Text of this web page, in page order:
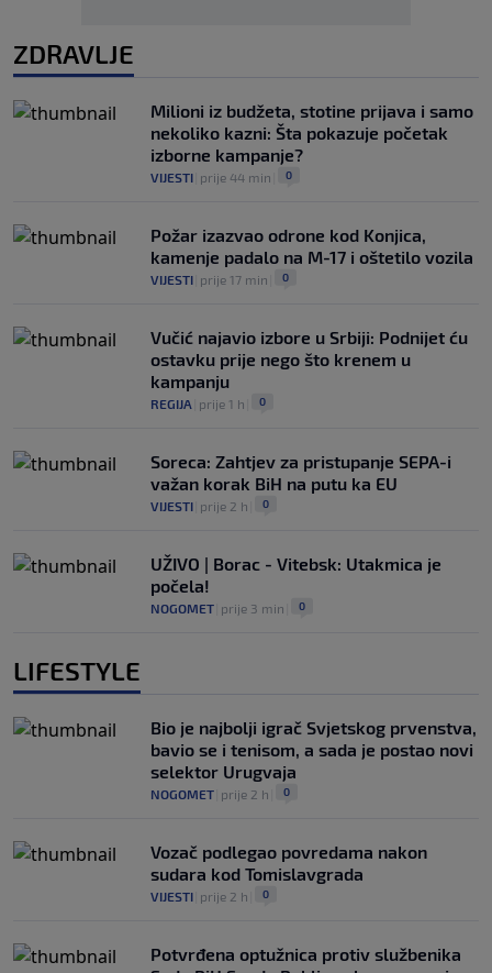
ZDRAVLJE
Milioni iz budžeta, stotine prijava i samo
nekoliko kazni: Šta pokazuje početak
izborne kampanje?
VIJESTI prije 44 min 0
Požar izazvao odrone kod Konjica,
kamenje padalo na M-17 i oštetilo vozila
VIJESTI prije 17 min 0
Vučić najavio izbore u Srbiji: Podnijet ću
ostavku prije nego što krenem u
kampanju
REGIJA prije 1 h 0
Soreca: Zahtjev za pristupanje SEPA-i
važan korak BiH na putu ka EU
VIJESTI prije 2 h 0
UŽIVO | Borac - Vitebsk: Utakmica je
počela!
NOGOMET prije 3 min 0
LIFESTYLE
Bio je najbolji igrač Svjetskog prvenstva,
bavio se i tenisom, a sada je postao novi
selektor Urugvaja
NOGOMET prije 2 h 0
Vozač podlegao povredama nakon
sudara kod Tomislavgrada
VIJESTI prije 2 h 0
Potvrđena optužnica protiv službenika